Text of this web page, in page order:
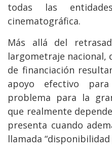
todas las
cinematográfica.
Más allá del
largometraje nacional,
de financiación
apoyo efectivo
problema para la
que realmente
presenta cuando
llamada